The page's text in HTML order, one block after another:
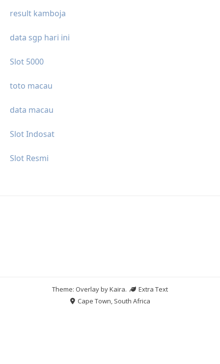
result kamboja
data sgp hari ini
Slot 5000
toto macau
data macau
Slot Indosat
Slot Resmi
Theme: Overlay byKaira.
Extra Text
Cape Town, South Africa